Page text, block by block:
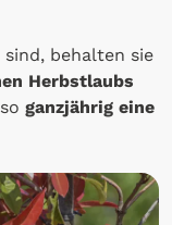
sind, behalten sie
Herbstlaubs
ganzjährig eine